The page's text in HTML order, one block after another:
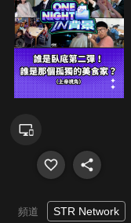
頻道 STR Network